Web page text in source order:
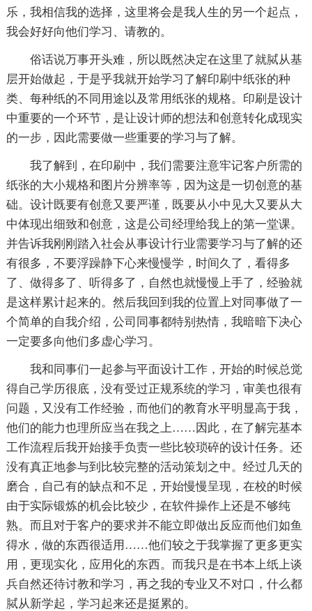
乐，我相信我的选择，这里将会是我人生的另一个起点，
我会好好向他们学习、请教的。
俗话说万事开头难，所以既然决定在这里了就脦从基
层开始做起，于是乎我就开始学习了解印刷中纸张的种
类、每种纸的不同用途以及常用纸张的规格。印刷是设计
中重要的一个环节，是让设计师的想法和创意转化成现实
的一步，因此需要做一些重要的学习与了解。
我了解到，在印刷中，我们需要注意牢记客户所需的
纸张的大小规格和图片分辨率等，因为这是一切创意的基
础。设计既要有创意又要严谨，既要从小中见大又要从大
中体现出细致和创意，这是公司经理给我上的第一堂课。
并告诉我刚刚踏入社会从事设计行业需要学习与了解的还
有很多，不要浮躁静下心来慢慢学，时间久了，看得多
了、做得多了、听得多了，自然也就慢慢上手了，经验就
是这样累计起来的。然后我回到我的位置上对同事做了一
个简单的自我介绍，公司同事都特别热情，我暗暗下决心
一定要多向他们多虚心学习。
我和同事们一起参与平面设计工作，开始的时候总觉
得自己学历很底，没有受过正规系统的学习，审美也很有
问题，又没有工作经验，而他们的教育水平明显高于我，
他们的能力也理所应当在我之上……因此，在了解完基本
工作流程后我开始接手负责一些比较琐碎的设计任务。还
没有真正地参与到比较完整的活动策划之中。经过几天的
磨合，自己有的缺点和不足，开始慢慢呈现，在校的时候
由于实际锻炼的机会比较少，在软件操作上还是不够纯
熟。而且对于客户的要求并不能立即做出反应而他们如鱼
得水，做的东西很适用……他们较之于我掌握了更多更实
用，更现实化，应用化的东西。而我只是在书本上纸上谈
兵自然还待讨教和学习，再之我的专业又不对口，什么都
脦从新学起，学习起来还是挺累的。